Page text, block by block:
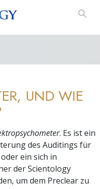
UND WIE
. Es ist ein
des Auditings für
ein sich in
der Scientology
um dem Preclear zu